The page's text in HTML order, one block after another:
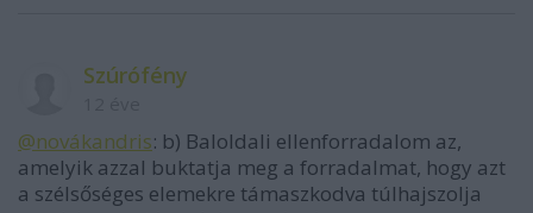
Szúrófény
@novákandris: b) Baloldali ellenforradalom az,
amelyik azzal buktatja meg a forradalmat, hogy azt
a szélsőséges elemekre támaszkodva túlhajszolja